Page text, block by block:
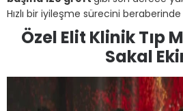
Hızlı bir iyileşme sürecini
Özel Elit Klinik Tıp
Sakal